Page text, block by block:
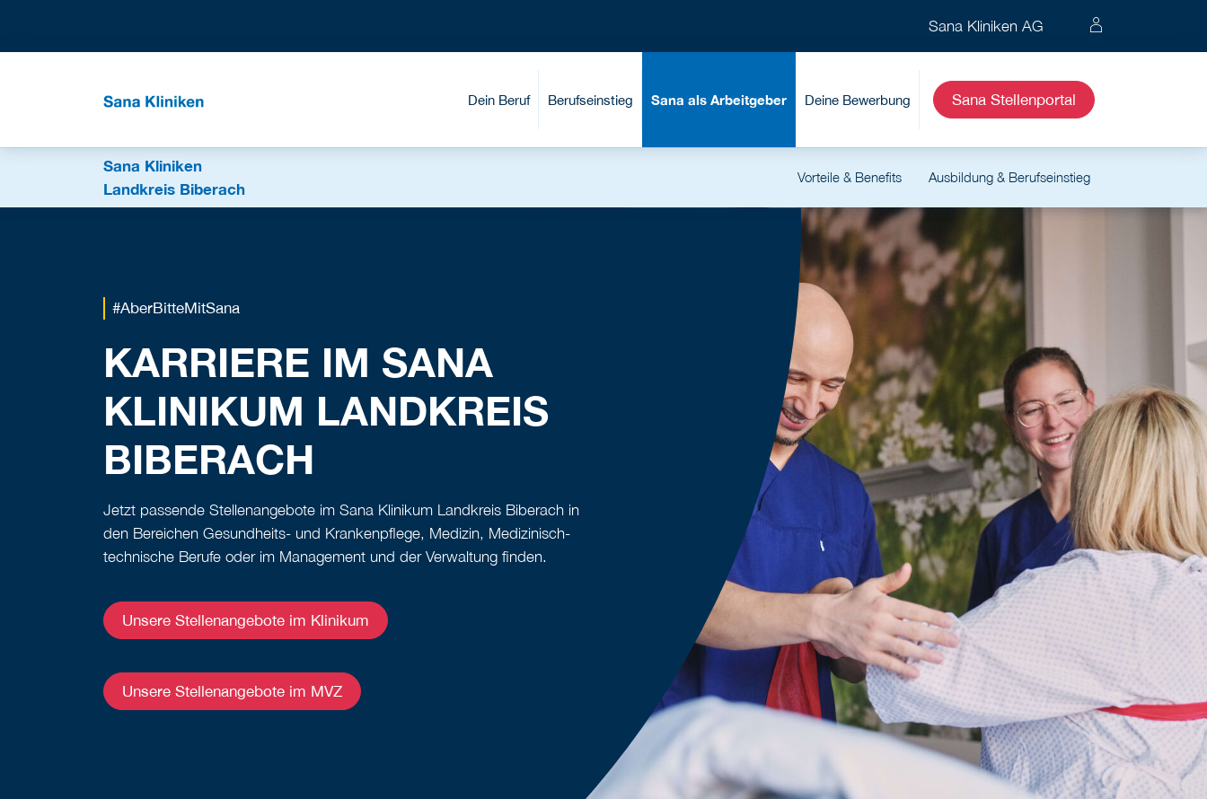
Sana Kliniken AG
Dein Beruf Berufseinstieg Sana als Arbeitgeber Deine Bewerbung Sana Stellenportal
Sana Kliniken
Landkreis Biberach
Vorteile & Benefits Ausbildung & Berufseinstieg
#AberBitteMitSana
KARRIERE IM SANA
KLINIKUM LANDKREIS
BIBERACH
Jetzt passende Stellenangebote im Sana Klinikum Landkreis Biberach in
den Bereichen Gesundheits- und Krankenpflege, Medizin, Medizinisch-
technische Berufe oder im Management und der Verwaltung finden.
Unsere Stellenangebote im Klinikum
Unsere Stellenangebote im MVZ